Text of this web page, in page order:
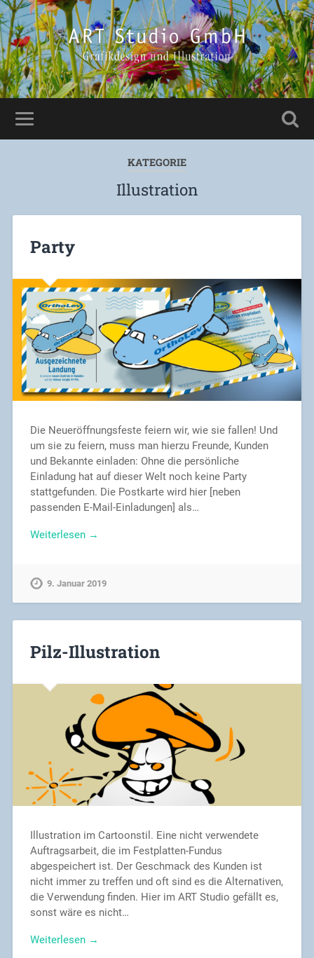
KATEGORIE
Illustration
Party
Die Neueröffnungsfeste feiern wir, wie sie fallen! Und
um sie zu feiern, muss man hierzu Freunde, Kunden
und Bekannte einladen: Ohne die persönliche
Einladung hat auf dieser Welt noch keine Party
stattgefunden. Die Postkarte wird hier [neben
passenden E-Mail-Einladungen] als…
Weiterlesen →
9. Januar 2019
Pilz-Illustration
Illustration im Cartoonstil. Eine nicht verwendete
Auftragsarbeit, die im Festplatten-Fundus
abgespeichert ist. Der Geschmack des Kunden ist
nicht immer zu treffen und oft sind es die Alternativen,
die Verwendung finden. Hier im ART Studio gefällt es,
sonst wäre es nicht…
Weiterlesen →